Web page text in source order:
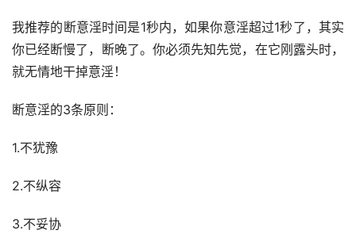
我推荐的断意淫时间是1秒内，如果你意淫超过1秒了，其实
你已经断慢了，断晚了。你必须先知先觉，在它刚露头时，
就无情地干掉意淫！
断意淫的3条原则：
1.不犹豫
2.不纵容
3.不妥协